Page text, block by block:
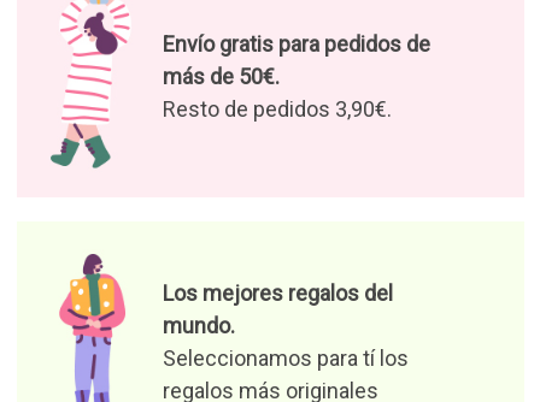
Envío gratis para pedidos de
más de 50€.
Resto de pedidos 3,90€.
Los mejores regalos del
mundo.
Seleccionamos para tí los
regalos más originales